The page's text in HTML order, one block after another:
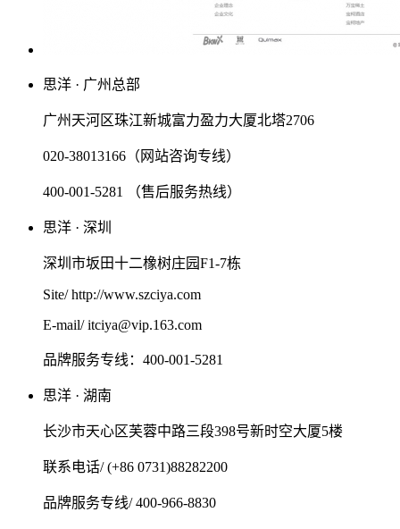
思洋 · 广州总部
广州天河区珠江新城富力盈力大厦北塔2706
020-38013166（网站咨询专线）
400-001-5281 （售后服务热线）
思洋 · 深圳
深圳市坂田十二橡树庄园F1-7栋
Site/ http://www.szciya.com
E-mail/ itciya@vip.163.com
品牌服务专线：400-001-5281
思洋 · 湖南
长沙市天心区芙蓉中路三段398号新时空大厦5楼
联系电话/ (+86 0731)88282200
品牌服务专线/ 400-966-8830